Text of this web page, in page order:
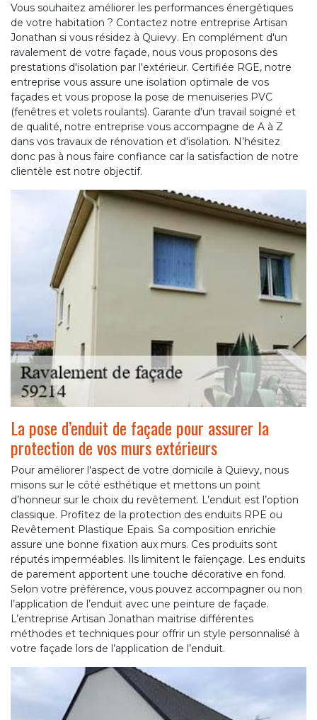
Vous souhaitez améliorer les performances énergétiques
de votre habitation ? Contactez notre entreprise Artisan
Jonathan si vous résidez à Quievy. En complément d'un
ravalement de votre façade, nous vous proposons des
prestations d'isolation par l'extérieur. Certifiée RGE, notre
entreprise vous assure une isolation optimale de vos
façades et vous propose la pose de menuiseries PVC
(fenêtres et volets roulants). Garante d'un travail soigné et
de qualité, notre entreprise vous accompagne de A à Z
dans vos travaux de rénovation et d'isolation. N’hésitez
donc pas à nous faire confiance car la satisfaction de notre
clientèle est notre objectif.
La pose d’enduit de façade pour assurer la
protection de vos murs extérieurs
Pour améliorer l'aspect de votre domicile à Quievy, nous
misons sur le côté esthétique et mettons un point
d’honneur sur le choix du revêtement. L’enduit est l’option
classique. Profitez de la protection des enduits RPE ou
Revêtement Plastique Epais. Sa composition enrichie
assure une bonne fixation aux murs. Ces produits sont
réputés imperméables. Ils limitent le faïençage. Les enduits
de parement apportent une touche décorative en fond.
Selon votre préférence, vous pouvez accompagner ou non
l’application de l’enduit avec une peinture de façade.
L’entreprise Artisan Jonathan maitrise différentes
méthodes et techniques pour offrir un style personnalisé à
votre façade lors de l’application de l’enduit.